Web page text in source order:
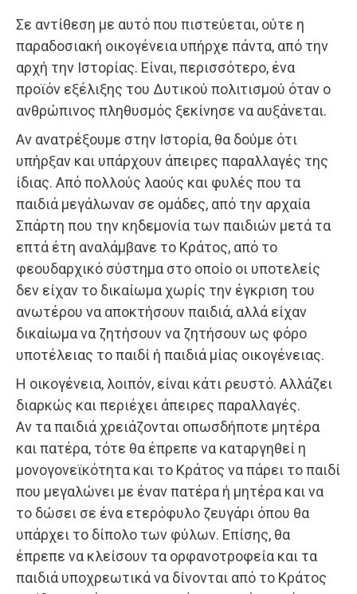
Σε αντίθεση με αυτό που πιστεύεται, ούτε η
παραδοσιακή οικογένεια υπήρχε πάντα, από την
αρχή την Ιστορίας. Είναι, περισσότερο, ένα
προϊόν εξέλιξης του Δυτικού πολιτισμού όταν ο
ανθρώπινος πληθυσμός ξεκίνησε να αυξάνεται.
Αν ανατρέξουμε στην Ιστορία, θα δούμε ότι
υπήρξαν και υπάρχουν άπειρες παραλλαγές της
ίδιας. Από πολλούς λαούς και φυλές που τα
παιδιά μεγάλωναν σε ομάδες, από την αρχαία
Σπάρτη που την κηδεμονία των παιδιών μετά τα
επτά έτη αναλάμβανε το Κράτος, από το
φεουδαρχικό σύστημα στο οποίο οι υποτελείς
δεν είχαν το δικαίωμα χωρίς την έγκριση του
ανωτέρου να αποκτήσουν παιδιά, αλλά είχαν
δικαίωμα να ζητήσουν να ζητήσουν ως φόρο
υποτέλειας το παιδί ή παιδιά μίας οικογένειας.
Η οικογένεια, λοιπόν, είναι κάτι ρευστό. Αλλάζει
διαρκώς και περιέχει άπειρες παραλλαγές.
Αν τα παιδιά χρειάζονται οπωσδήποτε μητέρα
και πατέρα, τότε θα έπρεπε να καταργηθεί η
μονογονεϊκότητα και το Κράτος να πάρει το παιδί
που μεγαλώνει με έναν πατέρα ή μητέρα και να
το δώσει σε ένα ετερόφυλο ζευγάρι όπου θα
υπάρχει το δίπολο των φύλων. Επίσης, θα
έπρεπε να κλείσουν τα ορφανοτροφεία και τα
παιδιά υποχρεωτικά να δίνονται από το Κράτος